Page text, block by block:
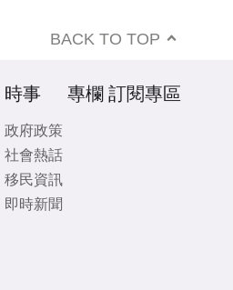
BACK TO TOP
時事
政府政策
社會熱話
移民資訊
即時新聞
專欄 訂閱專區